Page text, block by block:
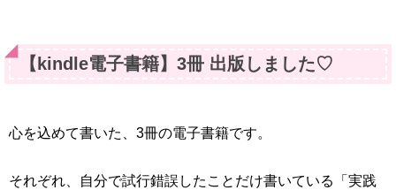
【kindle電子書籍】3冊 出版しました♡
心を込めて書いた、3冊の電子書籍です。
それぞれ、自分で試行錯誤したことだけ書いている「実践